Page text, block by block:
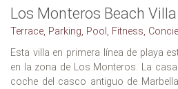
Los Monteros Beach Villa
Terrace, Parking, Pool, Fitness,
Esta villa en primera línea de playa
en la zona de Los Monteros. La
coche del casco antiguo de